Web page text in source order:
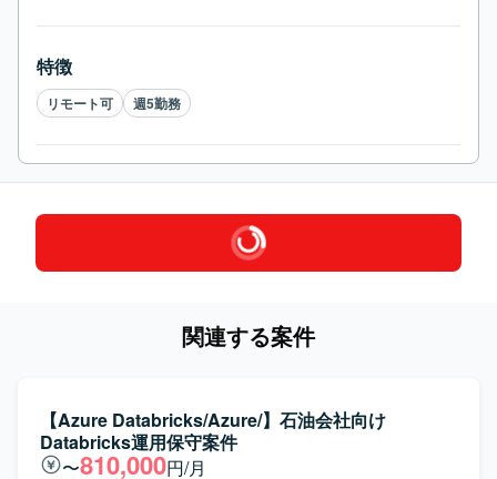
特徴
リモート可 週5勤務
関連する案件
【Azure Databricks/Azure/】石油会社向け
Databricks運用保守案件
〜810,000円/月